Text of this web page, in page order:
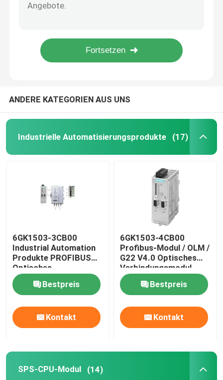
Explosionssichere Schalter und Steckdosen
Motor-Schaltkreislaufschalter
Annäherungssensorschalter
industrielles Steuerrelais
variabler Frequenzumrichter
Elektrische Sicherheits-Sicherungen
smps Schalter-Modusstromversorgung
Lärm-Schienen-Energie-Meter
ANDERE KATEGORIEN AUS UNS
Industrielle Automatisierungsprodukte (17)
6GK1503-3CB00
Industrial Automation
Produkte PROFIBUS
Optisches
Verbindungsmodul
Bestpreis
Kontakt
6GK1503-4CB00
Profibus-Modul / OLM /
G22 V4.0 Optisches
Verbindungsmodul
Bestpreis
Kontakt
SPS-CPU-Modul (14)